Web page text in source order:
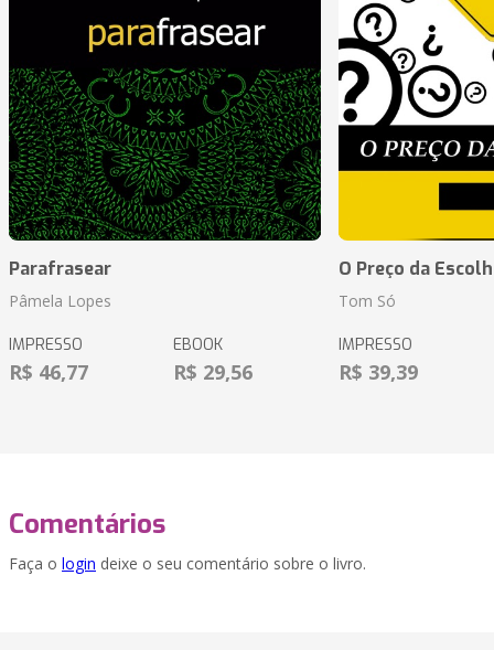
Parafrasear
Pâmela Lopes
IMPRESSO
R$ 46,77
EBOOK
R$ 29,56
O Preço da
Tom Só
IMPRESSO
R$ 39,39
Comentários
Faça o login deixe o seu comentário sobre o livro.